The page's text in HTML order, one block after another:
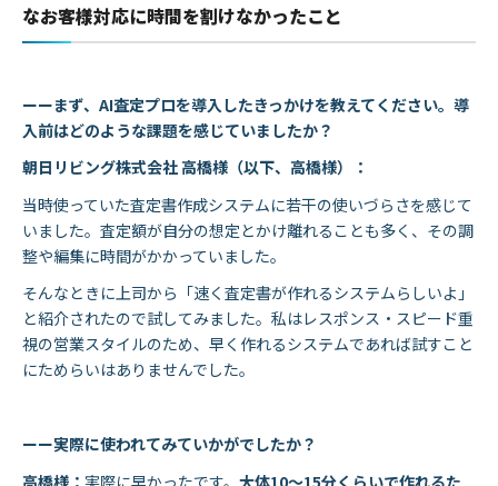
なお客様対応に時間を割けなかったこと
ーーまず、AI査定プロを導入したきっかけを教えてください。導
入前はどのような課題を感じていましたか？
朝日リビング株式会社 高橋様（以下、高橋様）：
当時使っていた査定書作成システムに若干の使いづらさを感じて
いました。査定額が自分の想定とかけ離れることも多く、その調
整や編集に時間がかかっていました。
そんなときに上司から「速く査定書が作れるシステムらしいよ」
と紹介されたので試してみました。私はレスポンス・スピード重
視の営業スタイルのため、早く作れるシステムであれば試すこと
にためらいはありませんでした。
ーー実際に使われてみていかがでしたか？
高橋様： 実際に早かったです。 大体10〜15分くらいで作れるた